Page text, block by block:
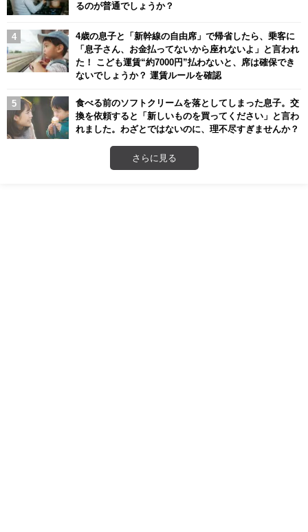
るのが普通でしょうか？
4歳の息子と「新幹線の自由席」で帰省したら、乗客に
「息子さん、お金払ってないから座れないよ」と言われ
た！ こども運賃“約7000円”払わないと、席は確保でき
ないでしょうか？ 運賃ルールを確認
食べる前のソフトクリームを落としてしまった息子。交
換を依頼すると「新しいものを買ってください」と言わ
れました。わざとではないのに、理不尽すぎませんか？
さらに見る